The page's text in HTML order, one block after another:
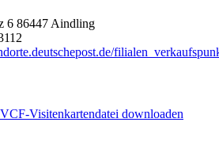
6 86447 Aindling
Visitenkartendatei downloaden